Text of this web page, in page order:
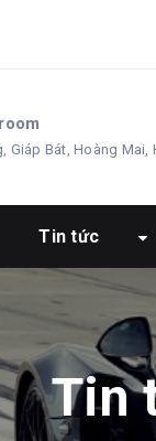
Giáp Bát, Hoàng Mai,
Tin tức
Tin